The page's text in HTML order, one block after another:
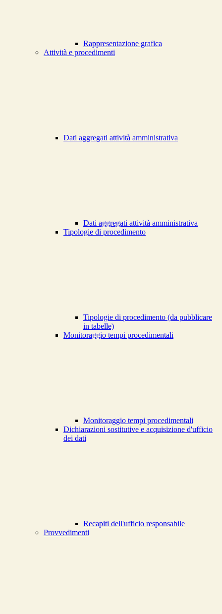
Rappresentazione grafica
Attività e procedimenti
Dati aggregati attività amministrativa
Dati aggregati attività amministrativa
Tipologie di procedimento
Tipologie di procedimento (da pubblicare
in tabelle)
Monitoraggio tempi procedimentali
Monitoraggio tempi procedimentali
Dichiarazioni sostitutive e acquisizione d'ufficio
dei dati
Recapiti dell'ufficio responsabile
Provvedimenti